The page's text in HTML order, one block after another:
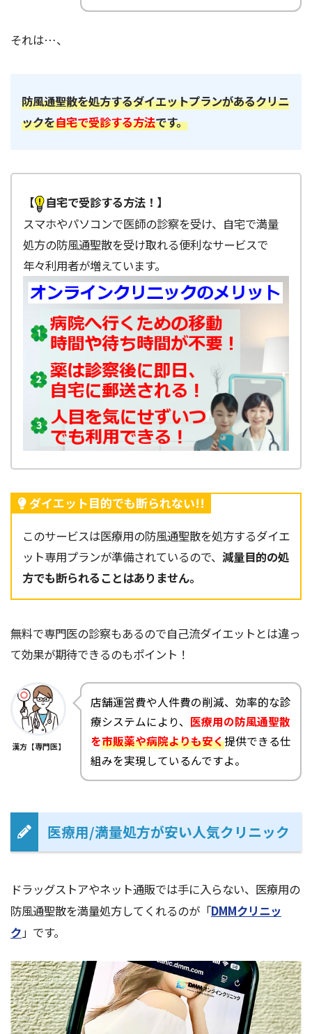
それは…、
防風通聖散を処方するダイエットプランがあるクリニ
ックを自宅で受診する方法です。
【
自宅で受診する方法！】
スマホやパソコンで医師の診察を受け、自宅で満量
処方の防風通聖散を受け取れる便利なサービスで
年々利用者が増えています。
ダイエット目的でも断られない!!
このサービスは医療用の防風通聖散を処方するダイエ
ット専用プランが準備されているので、 減量目的の処
方でも断られることはありません。
無料で専門医の診察もあるので自己流ダイエットとは違っ
て効果が期待できるのもポイント！
漢方【専門医】
店舗運営費や人件費の削減、効率的な診
療システムにより、 医療用の防風通聖散
を市販薬や病院よりも安く提供できる仕
組みを実現しているんですよ。
医療用/満量処方が安い人気クリニック
ドラッグストアやネット通販では手に入らない、医療用の
防風通聖散を満量処方してくれるのが「DMMクリニッ
ク」です。